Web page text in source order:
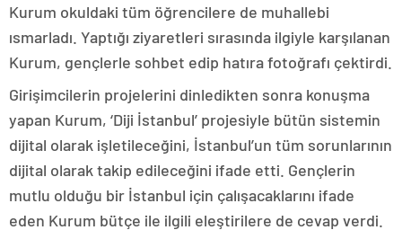
Kurum okuldaki tüm öğrencilere de muhallebi
ısmarladı. Yaptığı ziyaretleri sırasında ilgiyle karşılanan
Kurum, gençlerle sohbet edip hatıra fotoğrafı çektirdi.
Girişimcilerin projelerini dinledikten sonra konuşma
yapan Kurum, ‘Diji İstanbul’ projesiyle bütün sistemin
dijital olarak işletileceğini, İstanbul’un tüm sorunlarının
dijital olarak takip edileceğini ifade etti. Gençlerin
mutlu olduğu bir İstanbul için çalışacaklarını ifade
eden Kurum bütçe ile ilgili eleştirilere de cevap verdi.